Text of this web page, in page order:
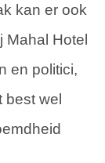
kan er ook
Mahal Hotel
en politici,
wel